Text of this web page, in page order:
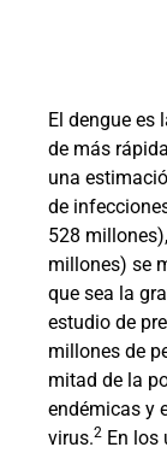
El dengue es
de más
una
de
528
millones) se
que sea la
estudio de
millones de
mitad de la
endémicas y
virus.2 En los